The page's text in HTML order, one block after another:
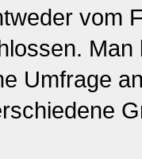
vom
Umfrage